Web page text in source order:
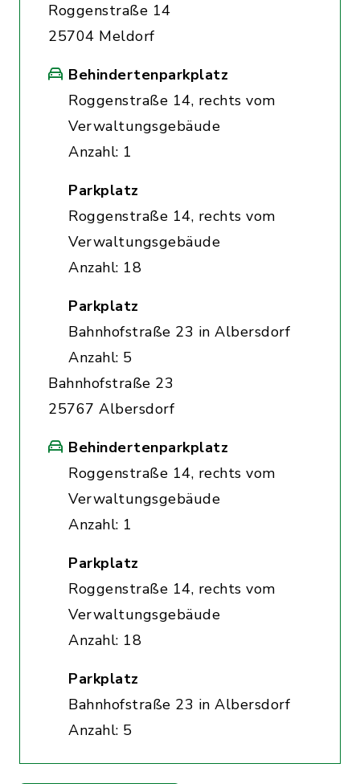
Roggenstraße 14
25704 Meldorf
Behindertenparkplatz
Roggenstraße 14, rechts vom
Verwaltungsgebäude
Anzahl: 1
Parkplatz
Roggenstraße 14, rechts vom
Verwaltungsgebäude
Anzahl: 18
Parkplatz
Bahnhofstraße 23 in Albersdorf
Anzahl: 5
Bahnhofstraße 23
25767 Albersdorf
Behindertenparkplatz
Roggenstraße 14, rechts vom
Verwaltungsgebäude
Anzahl: 1
Parkplatz
Roggenstraße 14, rechts vom
Verwaltungsgebäude
Anzahl: 18
Parkplatz
Bahnhofstraße 23 in Albersdorf
Anzahl: 5